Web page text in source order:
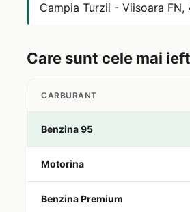
Campia Turzii - Viisoara FN,
Care sunt cele mai
CARBURANT
Benzina 95
Motorina
Benzina Premium